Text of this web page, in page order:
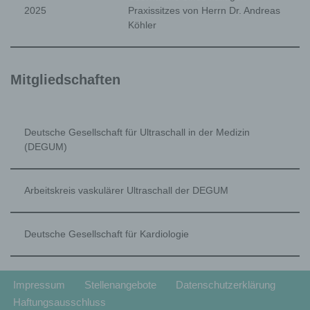
2025
Praxissitzes von Herrn Dr. Andreas
Köhler
Mitgliedschaften
Deutsche Gesellschaft für Ultraschall in der Medizin
(DEGUM)
Arbeitskreis vaskulärer Ultraschall der DEGUM
Deutsche Gesellschaft für Kardiologie
Impressum Stellenangebote
Datenschutzerklärung
Haftungsausschluss
Betroffene Person ist jede identifizierte oder
Verarbeitung Verantwortlichen verarbeitet werden.
c) Verarbeitung
Verarbeitung ist jeder mit oder ohne Hilfe
automatisierter Verfahren ausgeführte Vorgang
oder jede solche Vorgangsreihe im
Zusammenhang mit personenbezogenen Daten
wie das Erheben, das Erfassen, die Organisation,
das Ordnen, die Speicherung, die Anpassung oder